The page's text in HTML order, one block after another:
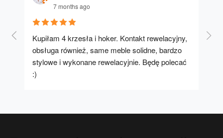
7 months ago
Kupiłam 4 krzesła i hoker. Kontakt rewelacyjny,
obsługa również, same meble solidne, bardzo
stylowe i wykonane rewelacyjnie. Będę polecać
:)
A